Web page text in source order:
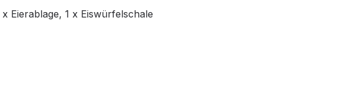
Eierablage, 1 x Eiswürfelschale